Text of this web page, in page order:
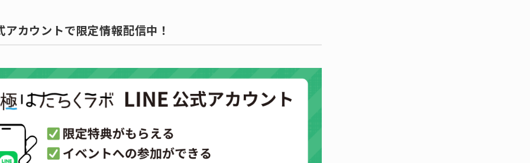
カウントで限定情報配信中！